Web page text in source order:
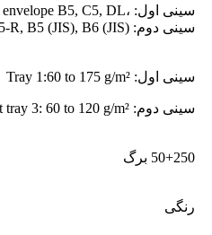
سینی اول: ،A4, A5, A6, A5-R, B5 (JIS), B6 (JIS), envelope B5, C5, DL
سینی دوم: A4, A5, A6, A5-R, B5 (JIS), B6 (JIS)
سینی اول: Tray 1:60 to 175 g/m²
سینی دوم: Tray 2, optional 550-sheet tray 3: 60 to 120 g/m²
50+250 برگ
رنگی